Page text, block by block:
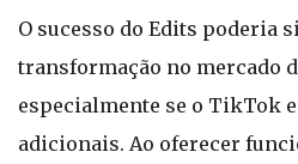
O sucesso do Edits poderia
transformação no mercado
especialmente se o TikTok
adicionais. Ao oferecer